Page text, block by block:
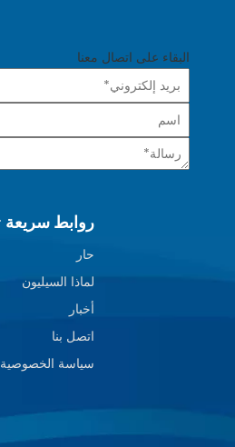
البقاء على اتصال معنا
روابط سريعة
حار
لماذا السيليون
أخبار
اتصل بنا
سياسة الخصوصية